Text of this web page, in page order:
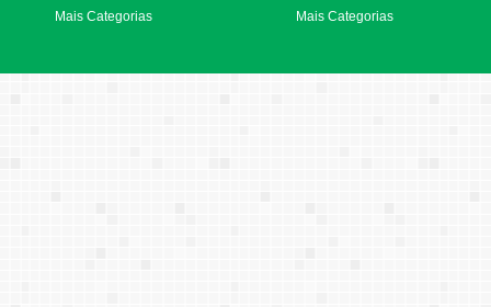
Mais Categorias
Mais Categorias